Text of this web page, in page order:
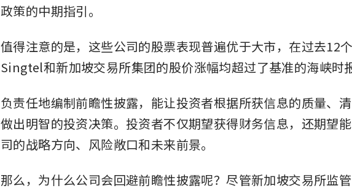
政策的中期指引。
值得注意的是，这些公司的股票表现普遍优于大市，在过去12
Singtel和新加坡交易所集团的股价涨幅均超过了基准的海峡时
负责任地编制前瞻性披露，能让投资者根据所获信息的质量、
做出明智的投资决策。投资者不仅期望获得财务信息，还期望
司的战略方向、风险敞口和未来前景。
那么，为什么公司会回避前瞻性披露呢？尽管新加坡交易所监